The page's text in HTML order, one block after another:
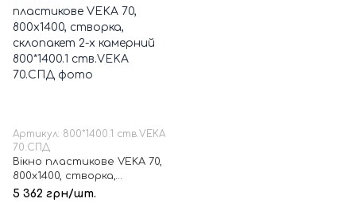
Артикул: 800*1400.1 ств.VEKA
70.СПД
Вікно пластикове VEKA 70,
800х1400, створка,
склопакет 2-х камерний
5 362 грн/шт.